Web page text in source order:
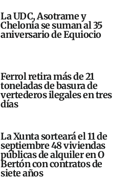
La UDC, Asotrame y
Chelonia se suman al 35
aniversario de Equiocio
Ferrol retira más de 21
toneladas de basura de
vertederos ilegales en tres
días
La Xunta sorteará el 11 de
septiembre 48 viviendas
públicas de alquiler en O
Bertón con contratos de
siete años